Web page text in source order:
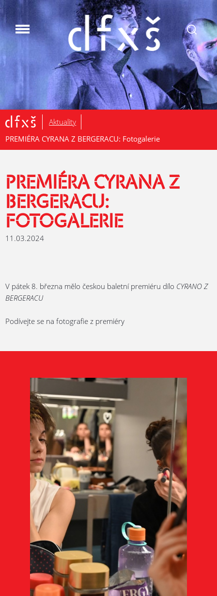
.
Aktuality
PREMIÉRA CYRANA Z BERGERACU: Fotogalerie
PREMIÉRA CYRANA Z
BERGERACU:
FOTOGALERIE
11.03.2024
V pátek 8. března mělo českou baletní premiéru dílo CYRANO Z
BERGERACU
Podívejte se na fotografie z premiéry